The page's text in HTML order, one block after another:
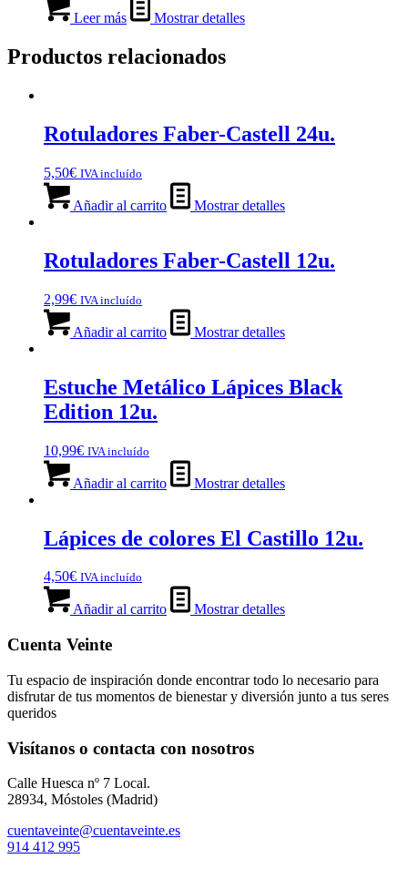
Leer más Mostrar detalles
Productos relacionados
Rotuladores Faber-Castell 24u.
5,50€ IVA incluído
Añadir al carrito Mostrar detalles
Rotuladores Faber-Castell 12u.
2,99€ IVA incluído
Añadir al carrito Mostrar detalles
Estuche Metálico Lápices Black
Edition 12u.
10,99€ IVA incluído
Añadir al carrito Mostrar detalles
Lápices de colores El Castillo 12u.
4,50€ IVA incluído
Añadir al carrito Mostrar detalles
Cuenta Veinte
Tu espacio de inspiración donde encontrar todo lo necesario para
disfrutar de tus momentos de bienestar y diversión junto a tus seres
queridos
Visítanos o contacta con nosotros
Calle Huesca nº 7 Local.
28934, Móstoles (Madrid)
cuentaveinte@cuentaveinte.es
914 412 995